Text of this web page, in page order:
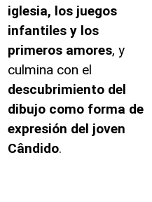
iglesia, los juegos
infantiles y los
primeros amores, y
culmina con el
descubrimiento del
dibujo como forma de
expresión del joven
Cândido.